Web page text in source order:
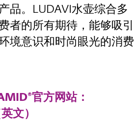
品。LUDAVI水壶综合多
者的所有期待，能够吸引
境意识和时尚眼光的消费
官方网站：
文）